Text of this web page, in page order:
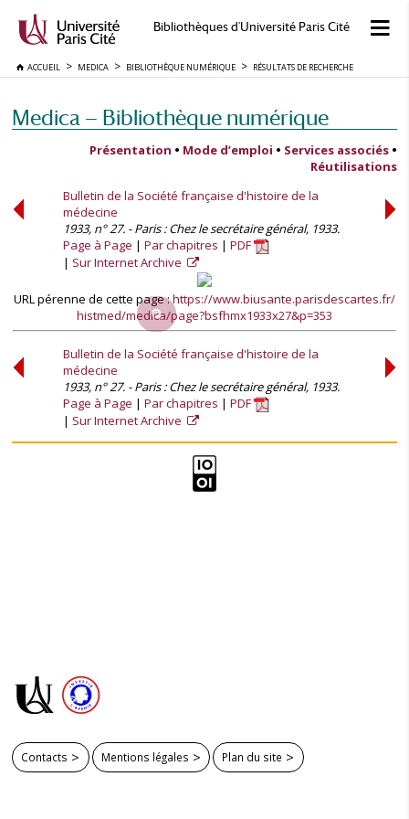
Bibliothèques d'Université Paris Cité
ACCUEIL MEDICA BIBLIOTHÈQUE NUMÉRIQUE RÉSULTATS DE RECHERCHE
Medica — Bibliothèque numérique
Présentation • Mode d’emploi • Services associés •
Réutilisations
Bulletin de la Société française d'histoire de la
médecine
1933, n° 27. - Paris : Chez le secrétaire général, 1933.
Page à Page
Par chapitres
PDF
Sur Internet Archive
URL pérenne de cette page :https://www.biusante.parisdescartes.fr/
histmed/medica/page?bsfhmx1933x27&p=353
Bulletin de la Société française d'histoire de la
médecine
1933, n° 27. - Paris : Chez le secrétaire général, 1933.
Page à Page
Par chapitres
PDF
Sur Internet Archive
Contacts Mentions légales Plan du site